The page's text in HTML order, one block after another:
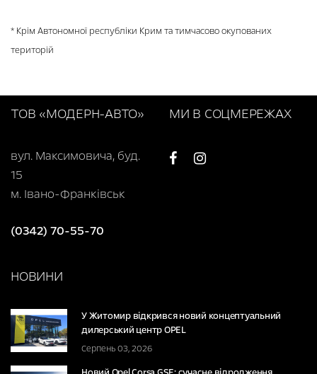
* Крім Автономної республіки Крим та тимчасово окупованих
територій
ТОВ «МОДЕРН-АВТО»
вул. Максимовича, буд.
15
м. Івано-Франківськ
(0342) 70-55-70
МИ В СОЦМЕРЕЖАХ
НОВИНИ
У Житомир відкрився новий концептуальний
дилерський центр OPEL
Серпень 03, 2026